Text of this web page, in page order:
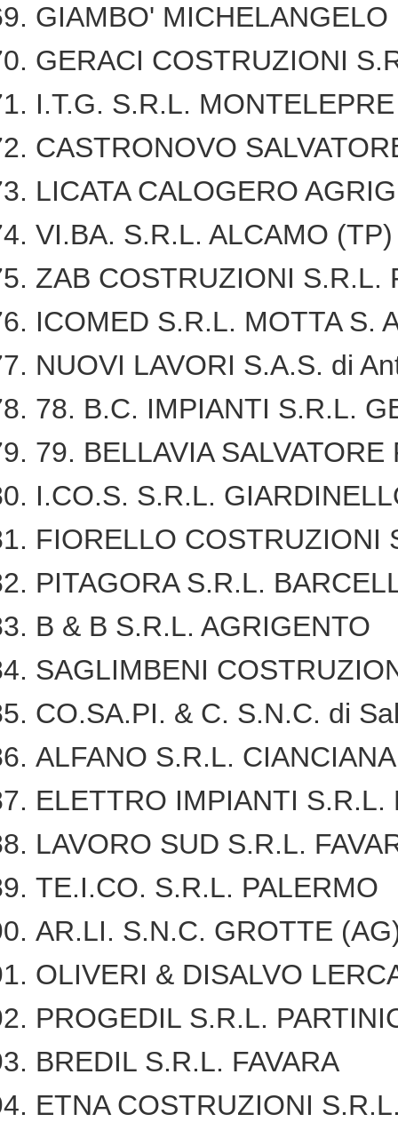
GIAMBO'
GERACI COSTRUZIONI
I.T.G. S.R.L.
CASTRONOVO
LICATA CALOGERO
VI.BA. S.R.L. ALCAMO
ZAB COSTRUZIONI S.R.L.
ICOMED S.R.L. MOTTA S.
NUOVI LAVORI S.A.S. di
78. B.C. IMPIANTI S.R.L.
79. BELLAVIA SALVATORE
I.CO.S. S.R.L.
FIORELLO COSTRUZIONI
PITAGORA S.R.L.
B & B S.R.L. AGRIGENTO
SAGLIMBENI
CO.SA.PI. & C. S.N.C. di
ALFANO S.R.L.
ELETTRO IMPIANTI S.R.L.
LAVORO SUD S.R.L.
TE.I.CO. S.R.L. PALERMO
AR.LI. S.N.C. GROTTE
OLIVERI & DISALVO
PROGEDIL S.R.L.
BREDIL S.R.L. FAVARA
ETNA COSTRUZIONI